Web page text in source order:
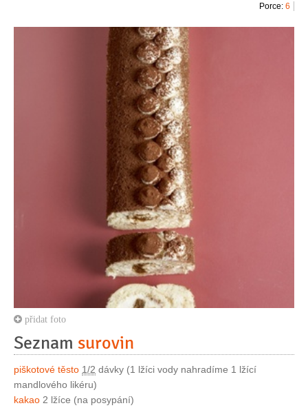
Porce: 6
přidat foto
Seznam surovin
piškotové těsto 1/2 dávky (1 lžíci vody nahradíme 1 lžící
mandlového likéru)
kakao 2 lžíce (na posypání)